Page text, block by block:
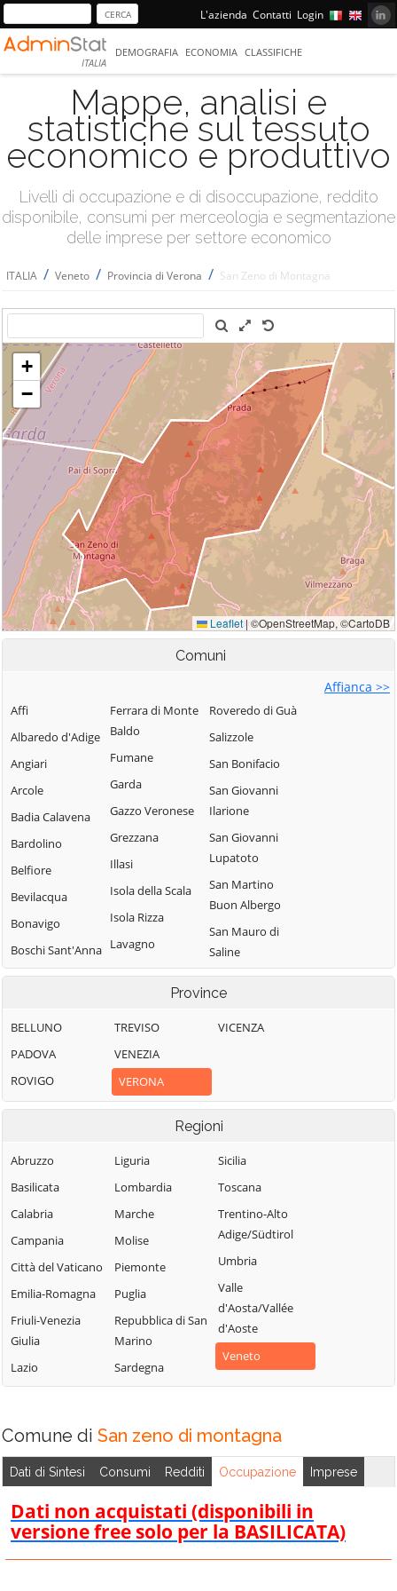
L'azienda Contatti Login
ITALIA
DEMOGRAFIA ECONOMIA CLASSIFICHE
Mappe, analisi e
statistiche sul tessuto
economico e produttivo
Livelli di occupazione e di disoccupazione, reddito
disponibile, consumi per merceologia e segmentazione
delle imprese per settore economico
ITALIA / Veneto / Provincia di Verona / San Zeno di Montagna
Comuni
Affianca >>
Affi
Albaredo d'Adige
Angiari
Arcole
Badia Calavena
Bardolino
Belfiore
Bevilacqua
Bonavigo
Boschi Sant'Anna
Bosco
Bovolone
Brentino Belluno
Brenzone sul
Casaleone
Castel d'Azzano
Cazzano di
Tramigna
Cerea
Cologna Veneta
Ferrara di Monte
Baldo
Fumane
Garda
Gazzo Veronese
Grezzana
Illasi
Isola della Scala
Isola Rizza
Lavagno
Lazise
Malcesine
Marano di
Valpolicella
Mezzane di Sotto
Crosara
d'Alpone
Mozzecane
Negrar di
Valpolicella
Nogara
Nogarole Rocca
Oppeano
Peschiera del
Povegliano
Veronese
Roveredo di Guà
Salizzole
San Bonifacio
San Giovanni
Ilarione
San Giovanni
Lupatoto
San Martino
Buon Albergo
San Mauro di
Saline
San Pietro di
Morubio
San Pietro in
Sanguinetto
Valpolicella
Sant'Anna
d'Alfaedo
Selva di Progno
Soave
Sommacampagna
Sona
Sorgà
Terrazzo
Tregnago
Trevenzuolo
Valeggio sul
Mincio
Velo Veronese
Verona
Province
BELLUNO
PADOVA
ROVIGO
TREVISO
VENEZIA
VERONA
VICENZA
Regioni
Abruzzo
Basilicata
Calabria
Campania
Città del Vaticano
Emilia-Romagna
Friuli-Venezia
Giulia
Lazio
Liguria
Lombardia
Marche
Molise
Piemonte
Puglia
Repubblica di San
Marino
Sardegna
Sicilia
Toscana
Trentino-Alto
Adige/Südtirol
Umbria
Valle
d'Aosta/Vallée
d'Aoste
Veneto
Comune di San zeno di montagna
Dati di Sintesi Consumi Redditi Occupazione Imprese
Dati non acquistati (disponibili in
versione free solo per la BASILICATA)